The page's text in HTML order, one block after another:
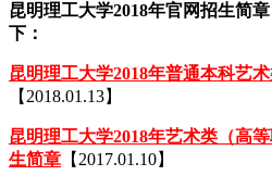
昆明理工大学2018年官网招生简
下：
昆明理工大学2018年普通本科艺
【2018.01.13】
昆明理工大学2018年艺术类（高
生简章 【2017.01.10】